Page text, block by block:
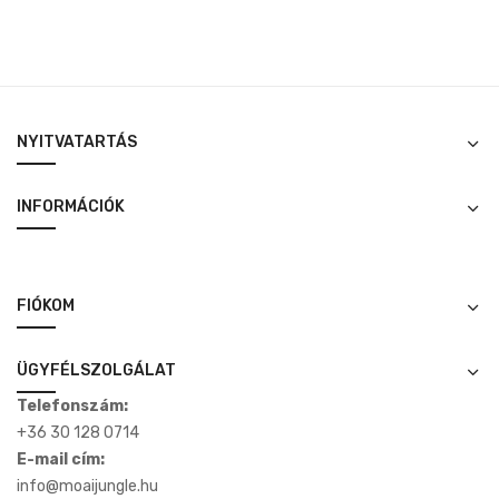
NYITVATARTÁS
INFORMÁCIÓK
FIÓKOM
ÜGYFÉLSZOLGÁLAT
Telefonszám:
+36 30 128 0714
E-mail cím:
info@moaijungle.hu